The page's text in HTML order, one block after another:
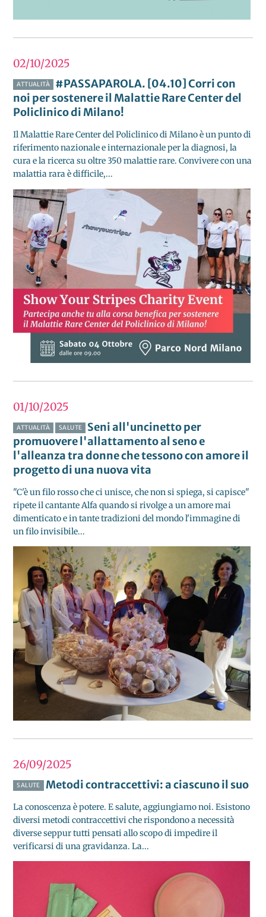
02/102025
ATTUALITÀ
#PASSAPAROLA. [04.10] Corri con
noi per sostenere il Malattie Rare Center del
Policlinico di Milano!
Il Malattie Rare Center del Policlinico di Milano è un punto di
riferimento nazionale e internazionale per la diagnosi, la
cura e la ricerca su oltre 350 malattie rare. Convivere con una
malattia rara è difficile,...
01/102025
ATTUALITÀ SALUTE
Seni all'uncinetto per
promuovere l'allattamento al seno e
l'alleanza tra donne che tessono con amore il
progetto di una nuova vita
"C'è un filo rosso che ci unisce, che non si spiega, si capisce"
ripete il cantante Alfa quando si rivolge a un amore mai
dimenticato e in tante tradizioni del mondo l'immagine di
un filo invisibile...
26/092025
SALUTE Metodi contraccettivi: a ciascuno il suo
La conoscenza è potere. E salute, aggiungiamo noi. Esistono
diversi metodi contraccettivi che rispondono a necessità
diverse seppur tutti pensati allo scopo di impedire il
verificarsi di una gravidanza. La...